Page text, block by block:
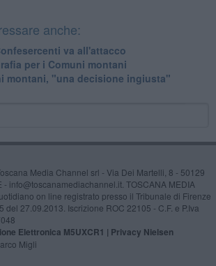
anche:
va all'attacco
per i Comuni montani
montani, "una decisione ingiusta"
Media Channel srl - Via Dei Martelli, 8 - 50129
- info@toscanamediachannel.it. TOSCANA MEDIA
on line registrato presso il Tribunale di Firenze
del 27.09.2013. Iscrizione ROC 22105 - C.F. e P.Iva
Elettronica M5UXCR1 | Privacy Nielsen
Migli